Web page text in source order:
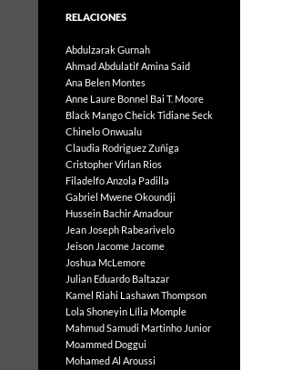
RELACIONES
Abdulzarak Gurnah
Ahmad AbdulatifAmina Said
Ana Belen Montes
Anne Laure Bonnel Bai T. Moore
Black MangoCheick Tidiane Seck
Chinelo Onwualu
Claudia Rodriguez Zuñiga
Cristopher Virlan Rios
Filadelfo Anzola Padilla
Gabriel Mwene Okoundji
Hussein Bachir Amadour
Jean Joseph Rabearivelo
Jeison Jacome Jacome
Joshua McLemore
Julian Eduardo Baltazar
Kamel Riahi Lashawn Thompson
Lola Shoneyin Lília Momple
Mahmud Samudi Martinho Junior
Moammed Doggui
Mohamed Al Aroussi